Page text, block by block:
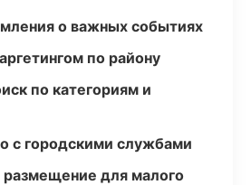
о важных событиях
по району
по категориям и
с городскими службами
размещение для малого